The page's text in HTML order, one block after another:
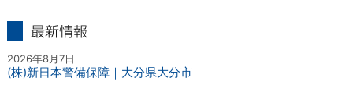
2026年8月7日
(株)新日本警備保障｜大分県大分市